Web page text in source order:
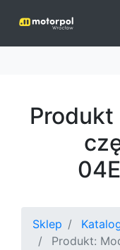
Produkt
Sklep
Produkt: